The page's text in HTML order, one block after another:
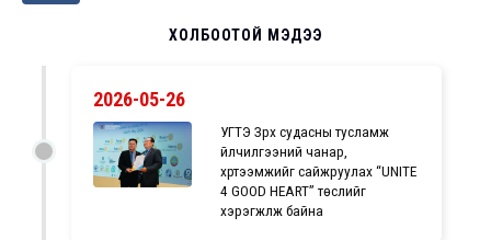
ХОЛБООТОЙ МЭДЭЭ
2026-05-26
УГТЭ Зүрх судасны тусламж
үйлчилгээний чанар,
хүртээмжийг сайжруулах “UNITE
4 GOOD HEART” төслийг
хэрэгжүүлж байна